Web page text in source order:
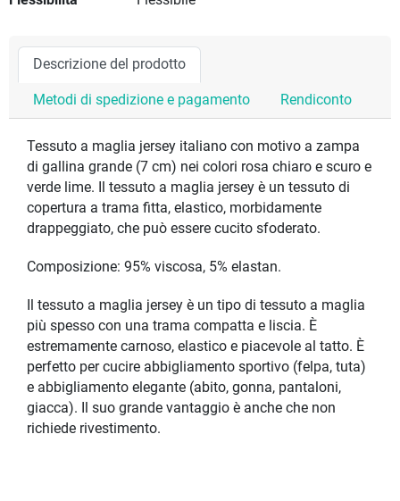
Descrizione del prodotto
Metodi di spedizione e pagamento Rendiconto
Tessuto a maglia jersey italiano con motivo a zampa
di gallina grande (7 cm) nei colori rosa chiaro e scuro e
verde lime. Il tessuto a maglia jersey è un tessuto di
copertura a trama fitta, elastico, morbidamente
drappeggiato, che può essere cucito sfoderato.
Composizione: 95% viscosa, 5% elastan.
Il tessuto a maglia jersey è un tipo di tessuto a maglia
più spesso con una trama compatta e liscia. È
estremamente carnoso, elastico e piacevole al tatto. È
perfetto per cucire abbigliamento sportivo (felpa, tuta)
e abbigliamento elegante (abito, gonna, pantaloni,
giacca). Il suo grande vantaggio è anche che non
richiede rivestimento.